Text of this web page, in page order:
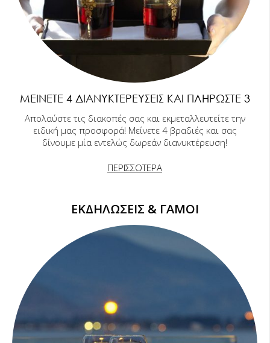
ΜΕΊΝΕΤΕ 4 ΔΙΑΝΥΚΤΕΡΕΎΣΕΙΣ ΚΑΙ ΠΛΗΡΏΣΤΕ 3
Απολαύστε τις διακοπές σας και εκμεταλλευτείτε την
ειδική μας προσφορά! Μείνετε 4 βραδιές και σας
δίνουμε μία εντελώς δωρεάν διανυκτέρευση!
ΠΕΡΙΣΣΟΤΕΡΑ
ΕΚΔΗΛΩΣΕΙΣ & ΓΑΜΟΙ